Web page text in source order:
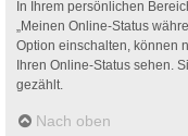
In Ihrem persönlichen
„Meinen Online-Status
Option einschalten, können
Ihren Online-Status sehen.
gezählt.
Nach oben